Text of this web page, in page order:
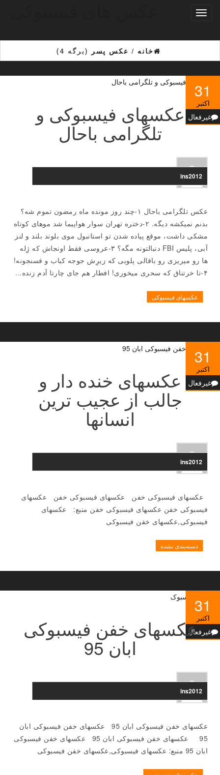
تغییر
خانه/ عکس پسر (برگه 4)
31
اکتبر
غیرفعال عکسهای فیسبوکی و
تلگرامی باحال
ins2012
عکس تلگرامی باحال ۱-چند روز مونده ماه رمضون تموم شه؟
بدنم نمیکشه دیگه. ۲-دختره تهران سوار هواپیما شد موهای کوتاه
مشکی داشت، موقع پیاده شدن تو استانبول موی بلوند بلند و لنز
آبی، پلیس FBI دنبالتونه مگه؟ ۳-عروسی فقط اونجاش که ژِله
ها رو میریزی رو باقالی پلویی که زیرِش جوجه کباب و فسنجونه!
۴-‏تا خرتناق که سحری میخوری! افطار هم جای چارتا آدم زنده...
عکسهای فیسبوکی
31
اکتبر
غیرفعال
عکسهای خنده دار و
جالب از عجیب ترین
انسانها
ins2012
عکسهای فیسبوکی خفن عکسهای فیسبوکی خفن عکسهای
فیسبوکی خفن عکسهای فیسبوکی خفن منبع: عکسهای
فیسبوکی,عکسهای خفن فیسبوکی
دسته‌بندی نشده
31
اکتبر
غیرفعالعکسهای خفن فیسبوکی
ابان 95
ins2012
عکسهای خفن فیسبوکی ابان 95 عکسهای خفن فیسبوکی ابان
95 عکسهای خفن فیسبوکی ابان 95 عکسهای خفن فیسبوکی
ابان 95 منبع: عکسهای فیسبوکی,عکسهای خفن فیسبوکی